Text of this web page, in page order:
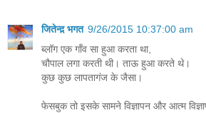
जितेन्द़ भगत 9/26/2015 10:37:00 am
ब्लॉग एक गाँव सा हुआ करता था,
चौपाल लगा करती थी। ताऊ हुआ करते थे।
कुछ कुछ लापतागंज के जैसा।
फेसबुक तो इसके सामने विज्ञापन और आत्म